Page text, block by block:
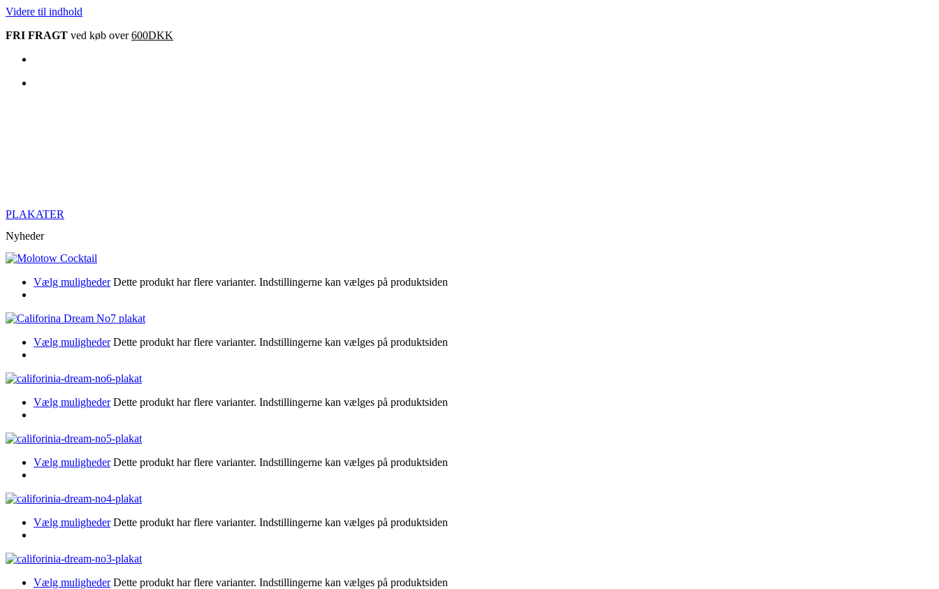
Videre til indhold
FRI FRAGT ved køb over600DKK
PLAKATER
Nyheder
Vælg muligheder Dette produkt har flere varianter. Indstillingerne kan vælges på produktsiden
Vælg muligheder Dette produkt har flere varianter. Indstillingerne kan vælges på produktsiden
Vælg muligheder Dette produkt har flere varianter. Indstillingerne kan vælges på produktsiden
Vælg muligheder Dette produkt har flere varianter. Indstillingerne kan vælges på produktsiden
Vælg muligheder Dette produkt har flere varianter. Indstillingerne kan vælges på produktsiden
Vælg muligheder Dette produkt har flere varianter. Indstillingerne kan vælges på produktsiden